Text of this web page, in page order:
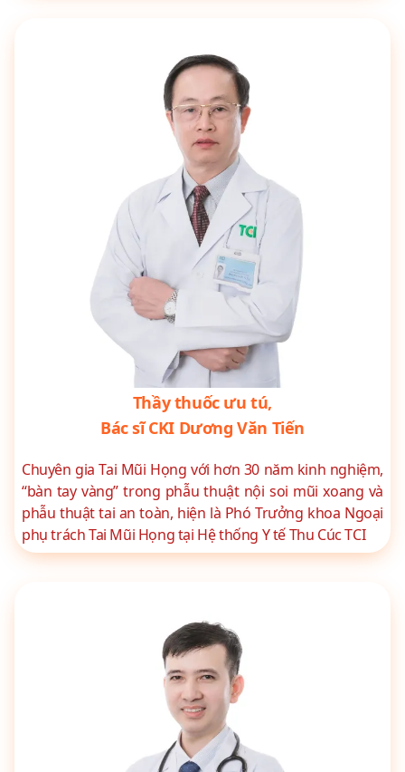
Thầy thuốc ưu tú,
Bác sĩ CKI Dương Văn Tiến
Chuyên gia Tai Mũi Họng với hơn 30 năm kinh nghiệm,
“bàn tay vàng” trong phẫu thuật nội soi mũi xoang và
phẫu thuật tai an toàn, hiện là Phó Trưởng khoa Ngoại
phụ trách Tai Mũi Họng tại Hệ thống Y tế Thu Cúc TCI